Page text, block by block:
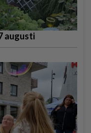
augusti